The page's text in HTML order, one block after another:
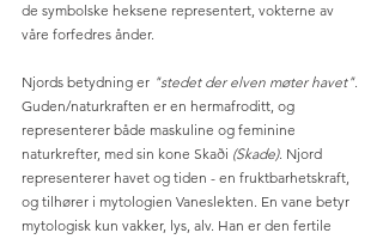
de symbolske heksene representert, vokterne av
våre forfedres ånder.
Njords betydning er "stedet der elven møter havet".
Guden/naturkraften er en hermafroditt, og
representerer både maskuline og feminine
naturkrefter, med sin kone Skaði (Skade). Njord
representerer havet og tiden - en fruktbarhetskraft,
og tilhører i mytologien Vaneslekten. En vane betyr
mytologisk kun vakker, lys, alv. Han er den fertile